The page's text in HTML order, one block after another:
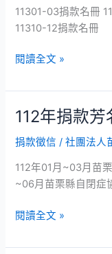
11301-03捐款名冊
11310-12捐款名冊
款
芳
錄
閱讀全文 »
112年捐款芳
捐款徵信 /社團法人
112年01月~03月苗
~06月苗栗縣自閉症
112
捐
款
芳
錄
閱讀全文 »